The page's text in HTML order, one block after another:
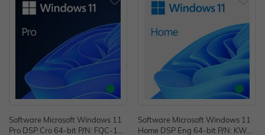
Software Microsoft Windows 11
Pro DSP Cro 64-bit P/N: FQC-105
Software Microsoft Windows 11
Home DSP Eng 64-bit P/N: KW9-